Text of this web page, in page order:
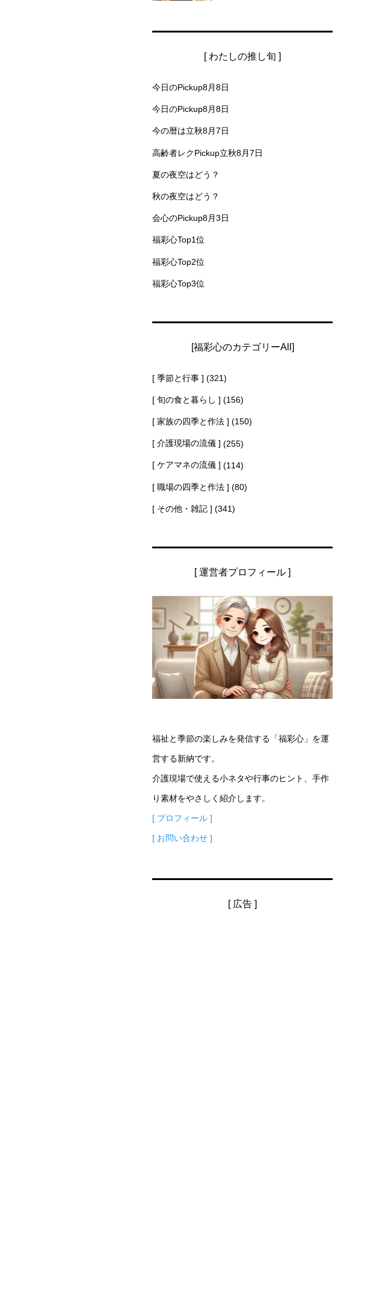
[ わたしの推し旬 ]
今日のPickup8月8日
今日のPickup8月8日
今の暦は立秋8月7日
高齢者レクPickup立秋8月7日
夏の夜空はどう？
秋の夜空はどう？
会心のPickup8月3日
福彩心Top1位
福彩心Top2位
福彩心Top3位
[福彩心のカテゴリーAll]
[ 季節と行事 ] (321)
[ 旬の食と暮らし ] (156)
[ 家族の四季と作法 ] (150)
[ 介護現場の流儀 ] (255)
[ ケアマネの流儀 ] (114)
[ 職場の四季と作法 ] (80)
[ その他・雑記 ] (341)
[ 運営者プロフィール ]
福祉と季節の楽しみを発信する「福彩心」を運
営する新納です。
介護現場で使える小ネタや行事のヒント、手作
り素材をやさしく紹介します。
[ プロフィール ]
[ お問い合わせ ]
[ 広告 ]